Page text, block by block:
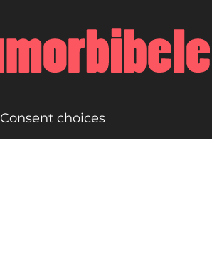
Consent choices